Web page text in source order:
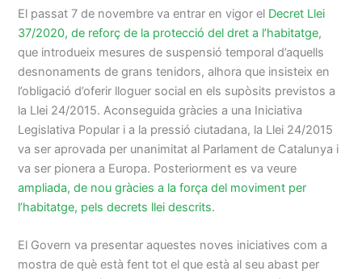
El passat 7 de novembre va entrar en vigor el Decret Llei
37/2020, de reforç de la protecció del dret a l’habitatge,
que introdueix mesures de suspensió temporal d’aquells
desnonaments de grans tenidors, alhora que insisteix en
l’obligació d’oferir lloguer social en els supòsits previstos a
la Llei 24/2015. Aconseguida gràcies a una Iniciativa
Legislativa Popular i a la pressió ciutadana, la Llei 24/2015
va ser aprovada per unanimitat al Parlament de Catalunya i
va ser pionera a Europa. Posteriorment es va veure
ampliada, de nou gràcies a la força del moviment per
l’habitatge, pels decrets llei descrits.
El Govern va presentar aquestes noves iniciatives com a
mostra de què està fent tot el que està al seu abast per